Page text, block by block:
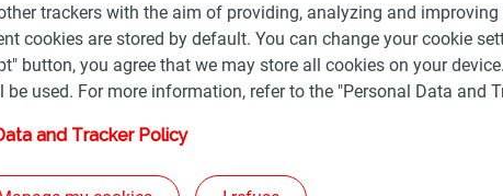
Vente Bois - Conditions Générales de Vente Produits Pétroliers
Plan du site - Les sites de la compagnie
trackers with the aim of providing, analyzing and
cookies are stored by default. You can change your cookie
button, you agree that we may store all cookies on your
used. For more information, refer to the "Personal Data and
and Tracker Policy